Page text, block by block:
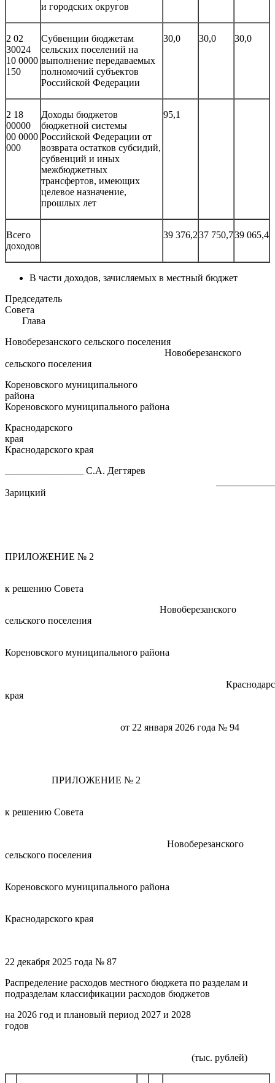
и городских округов
2 02
30024
10 0000
150
Субвенции бюджетам
сельских поселений на
выполнение передаваемых
полномочий субъектов
Российской Федерации
30,0 30,0 30,0
2 18
00000
00 0000
000
Доходы бюджетов
бюджетной системы
Российской Федерации от
возврата остатков субсидий,
субвенций и иных
межбюджетных
трансфертов, имеющих
целевое назначение,
прошлых лет
95,1
Всего
доходов
39 376,237 750,739 065,4
В части доходов, зачисляемых в местный бюджет
Председатель
Глава
Новоберезанского сельского поселения
Новоберезанского
сельского поселения
Кореновского муниципального
Кореновского муниципального района
Краснодарского
Краснодарского края
________________ С.А. Дегтярев
Зарицкий
ПРИЛОЖЕНИЕ № 2
к решению Совета
Новоберезанского
сельского поселения
Кореновского муниципального района
края
от 22 января 2026 года № 94
ПРИЛОЖЕНИЕ № 2
к решению Совета
Новоберезанского
сельского поселения
Кореновского муниципального района
Краснодарского края
22 декабря 2025 года № 87
Распределение расходов местного бюджета по разделам и
подразделам классификации расходов бюджетов
на 2026 год и плановый период 2027 и 2028
(тыс. рублей)